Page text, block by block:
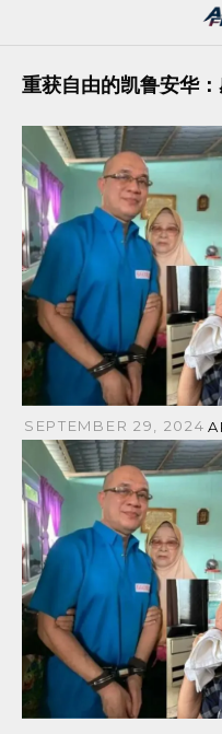
重获自由的凯鲁安华
SEPTEMBER 29, 2024